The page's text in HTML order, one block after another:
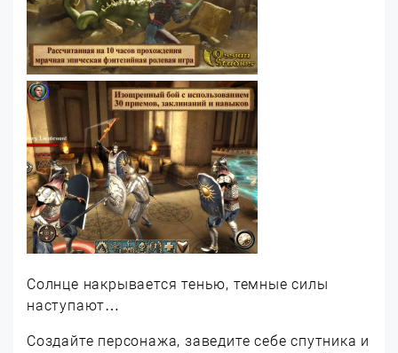
Солнце накрывается тенью, темные силы
наступают…
Создайте персонажа, заведите себе спутника и